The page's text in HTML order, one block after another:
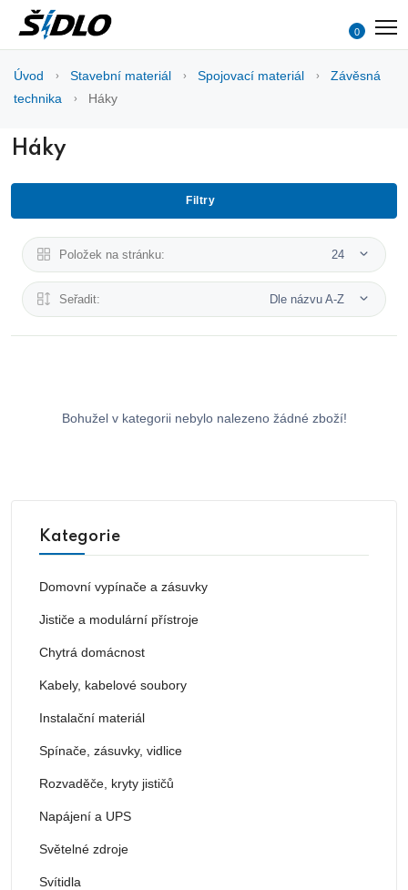
0
Úvod Stavební materiál Spojovací materiál
Závěsná
technika
Háky
Háky
Filtry
Položek na stránku: 24
Seřadit: Dle názvu A-Z
Bohužel v kategorii nebylo nalezeno žádné zboží!
Kategorie
Domovní vypínače a zásuvky
Jističe a modulární přístroje
Chytrá domácnost
Kabely, kabelové soubory
Instalační materiál
Spínače, zásuvky, vidlice
Rozvaděče, kryty jističů
Napájení a UPS
Světelné zdroje
Svítidla